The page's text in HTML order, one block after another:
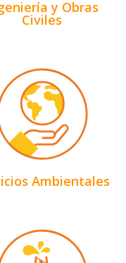
y Obras
Civiles
Ambientales